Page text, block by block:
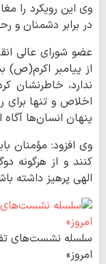
وی این رویکرد را
در برابر دشمنان و
عضو شورای عالی
از پیامبر اکرم(ص)
ندارد، خاطرنشان
اخلاص و تنها برای
پنهان انسان‌ها
وی افزود: مؤمنان
کنند و از هرگونه
الهی پرهیز داشته
سلسله نشست‌های
امروز»